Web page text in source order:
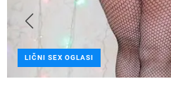
LIČNI SEX OGLASI